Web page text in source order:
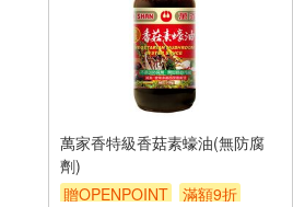
萬家香特級香菇素蠔油(無防腐
劑)
贈OPENPOINT
滿額9折